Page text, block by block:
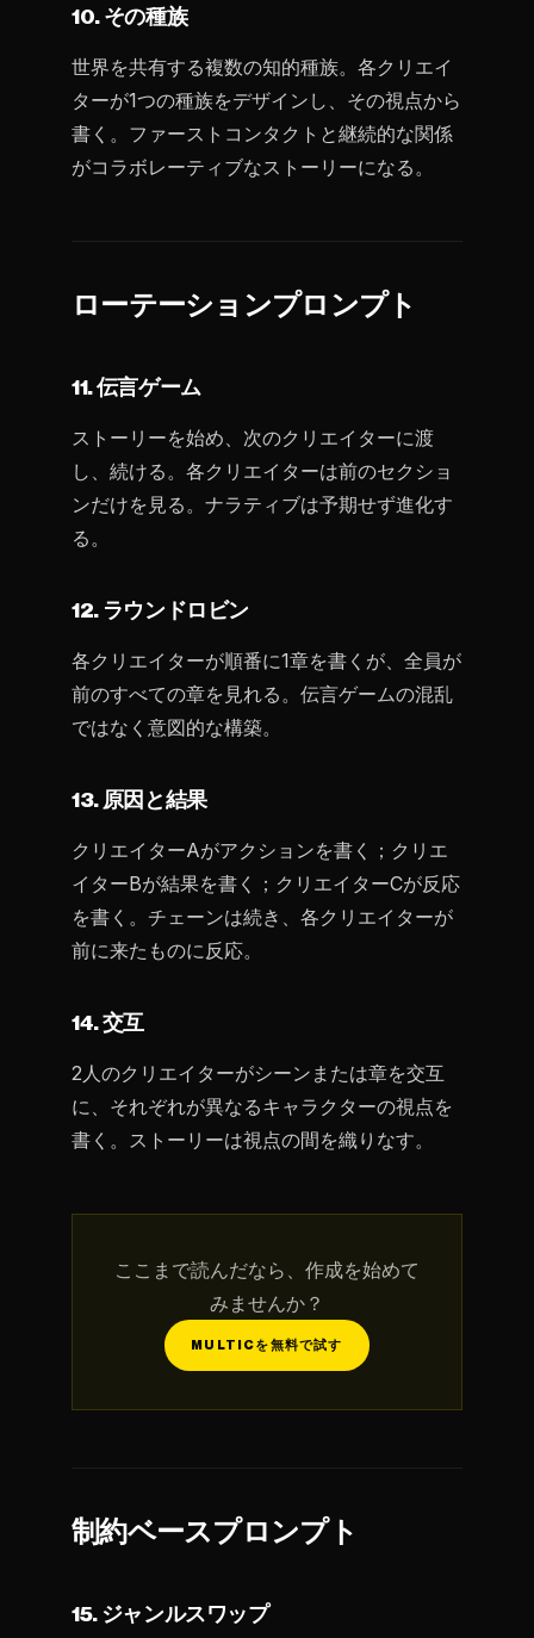
10. その種族
世界を共有する複数の知的種族。各クリエイ
ターが1つの種族をデザインし、その視点から
書く。ファーストコンタクトと継続的な関係
がコラボレーティブなストーリーになる。
ローテーションプロンプト
11. 伝言ゲーム
ストーリーを始め、次のクリエイターに渡
し、続ける。各クリエイターは前のセクショ
ンだけを見る。ナラティブは予期せず進化す
る。
12. ラウンドロビン
各クリエイターが順番に1章を書くが、全員が
前のすべての章を見れる。伝言ゲームの混乱
ではなく意図的な構築。
13. 原因と結果
クリエイターAがアクションを書く；クリエ
イターBが結果を書く；クリエイターCが反応
を書く。チェーンは続き、各クリエイターが
前に来たものに反応。
14. 交互
2人のクリエイターがシーンまたは章を交互
に、それぞれが異なるキャラクターの視点を
書く。ストーリーは視点の間を織りなす。
ここまで読んだなら、作成を始めて
みませんか？
MULTICを無料で試す
制約ベースプロンプト
15. ジャンルスワップ